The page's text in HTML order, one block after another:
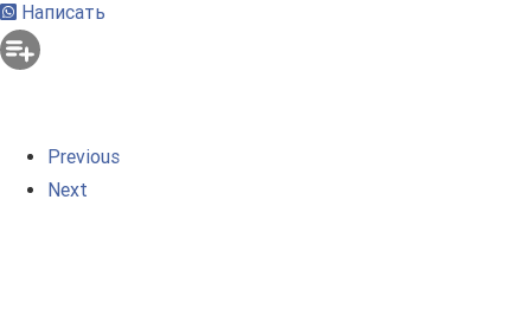
Написать
Previous
Next